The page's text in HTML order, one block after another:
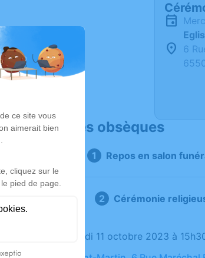
6
Déroulé des obsèques
Repos en salon
Cérémonie
Le mercredi 11 octobre 2023 à